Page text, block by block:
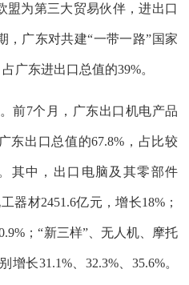
盟为第三大贸易伙伴，进出口
，广东对共建“一带一路”国家
广东进出口总值的39%。
7个月，广东出口机电产品
东出口总值的67.8%，占比较
其中，出口电脑及其零部件
器材2451.6亿元，增长18%；
；“新三样”、无人机、摩托
长31.1%、32.3%、35.6%。